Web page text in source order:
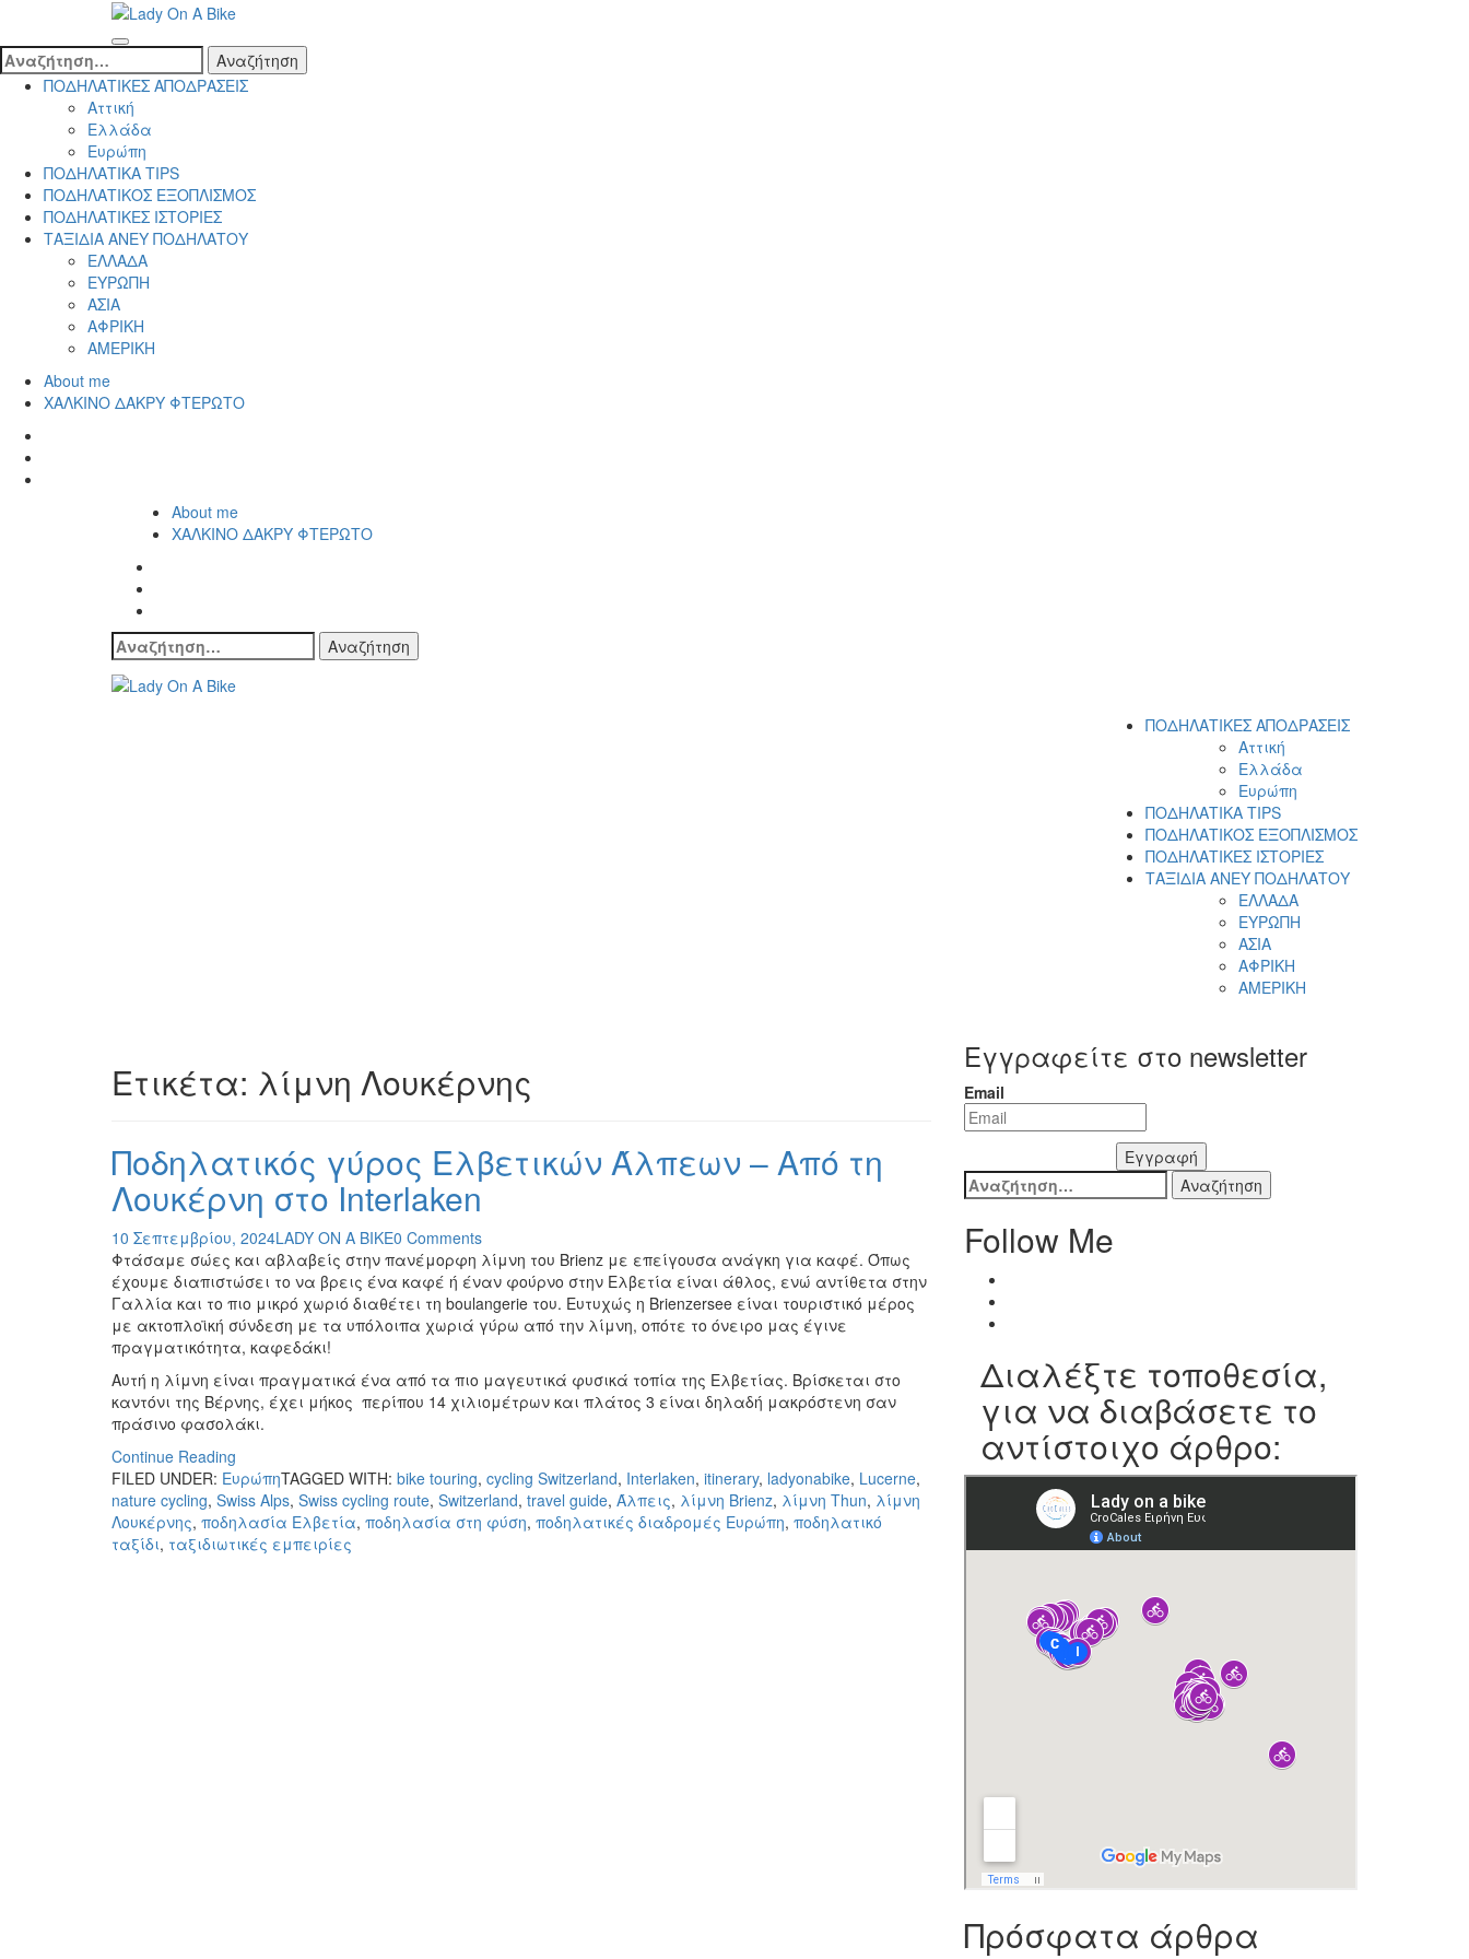
content
(Press
Lady On A Bike
Αναζήτηση
για: ΠΟΔΗΛΑΤΙΚΕΣ ΑΠΟΔΡΑΣΕΙΣ
Αττική
Ελλάδα
Ευρώπη
ΠΟΔΗΛΑΤΙΚΑ TIPS
ΠΟΔΗΛΑΤΙΚΟΣ ΕΞΟΠΛΙΣΜΟΣ
ΠΟΔΗΛΑΤΙΚΕΣ ΙΣΤΟΡΙΕΣ
ΤΑΞΙΔΙΑ ΑΝΕΥ ΠΟΔΗΛΑΤΟΥ
ΕΛΛΑΔΑ
ΕΥΡΩΠΗ
ΑΣΙΑ
ΑΦΡΙΚΗ
ΑΜΕΡΙΚΗ
About me
ΧΑΛΚΙΝΟ ΔΑΚΡΥ ΦΤΕΡΩΤΟ
About me
ΧΑΛΚΙΝΟ ΔΑΚΡΥ ΦΤΕΡΩΤΟ
Αναζήτηση
για:
ΠΟΔΗΛΑΤΙΚΕΣ ΑΠΟΔΡΑΣΕΙΣ
Αττική
Ελλάδα
Ευρώπη
ΠΟΔΗΛΑΤΙΚΑ TIPS
ΠΟΔΗΛΑΤΙΚΟΣ ΕΞΟΠΛΙΣΜΟΣ
ΠΟΔΗΛΑΤΙΚΕΣ ΙΣΤΟΡΙΕΣ
ΤΑΞΙΔΙΑ ΑΝΕΥ ΠΟΔΗΛΑΤΟΥ
ΕΛΛΑΔΑ
ΕΥΡΩΠΗ
ΑΣΙΑ
ΑΦΡΙΚΗ
ΑΜΕΡΙΚΗ
Ετικέτα: λίμνη Λουκέρνης
Ποδηλατικός γύρος Ελβετικών Άλπεων – Από τη
Λουκέρνη στο Interlaken
10 Σεπτεμβρίου, 2024LADY ON A BIKE0 Comments
Φτάσαμε σώες και αβλαβείς στην πανέμορφη λίμνη του Brienz με επείγουσα ανάγκη για καφέ. Όπως
έχουμε διαπιστώσει το να βρεις ένα καφέ ή έναν φούρνο στην Ελβετία είναι άθλος, ενώ αντίθετα στην
Γαλλία και το πιο μικρό χωριό διαθέτει τη boulangerie του. Ευτυχώς η Brienzersee είναι τουριστικό μέρος
με ακτοπλοϊκή σύνδεση με τα υπόλοιπα χωριά γύρω από την λίμνη, οπότε το όνειρο μας έγινε
πραγματικότητα, καφεδάκι!
Αυτή η λίμνη είναι πραγματικά ένα από τα πιο μαγευτικά φυσικά τοπία της Ελβετίας. Βρίσκεται στο
καντόνι της Βέρνης, έχει μήκος περίπου 14 χιλιομέτρων και πλάτος 3 είναι δηλαδή μακρόστενη σαν
πράσινο φασολάκι.
Continue Reading
FILED UNDER: ΕυρώπηTAGGED WITH: bike touring, cycling Switzerland, Interlaken, itinerary, ladyonabike, Lucerne,
nature cycling, Swiss Alps, Swiss cycling route, Switzerland, travel guide, Άλπεις, λίμνη Brienz, λίμνη Thun, λίμνη
Λουκέρνης, ποδηλασία Ελβετία, ποδηλασία στη φύση, ποδηλατικές διαδρομές Ευρώπη, ποδηλατικό
ταξίδι, ταξιδιωτικές εμπειρίες
Εγγραφείτε στο newsletter
Email
Εγγραφή
Αναζήτηση
για:
Follow Me
Διαλέξτε τοποθεσία,
για να διαβάσετε το
αντίστοιχο άρθρο:
Πρόσφατα άρθρα